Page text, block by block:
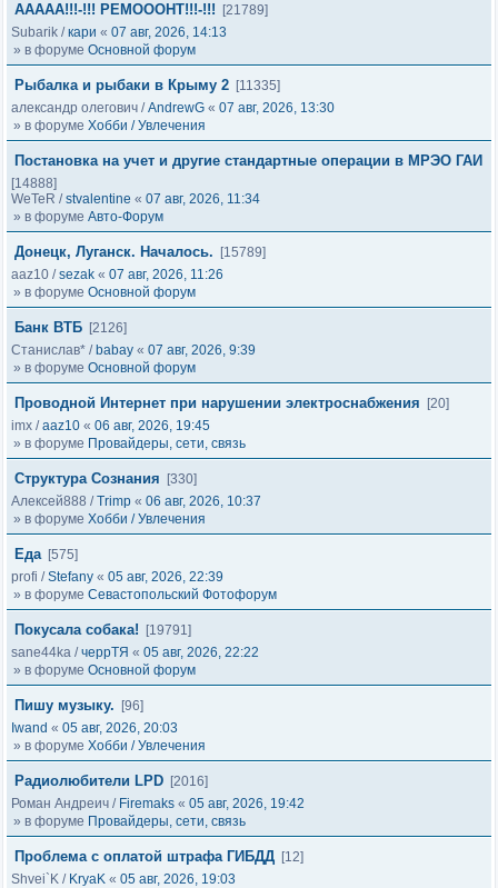
ААААА!!!-!!! РЕМОООНТ!!!-!!!
[21789]
Subarik /кари « 07 авг, 2026, 14:13
» в форуме Основной форум
Рыбалка и рыбаки в Крыму 2 [11335]
александр олегович /AndrewG « 07 авг, 2026, 13:30
» в форуме Хобби / Увлечения
Постановка на учет и другие стандартные операции в МРЭО ГАИ
[14888]
WeTeR /stvalentine « 07 авг, 2026, 11:34
» в форуме Авто-Форум
Донецк, Луганск. Началось.
[15789]
aaz10 /sezak « 07 авг, 2026, 11:26
» в форуме Основной форум
Банк ВТБ [2126]
Станислав* / babay « 07 авг, 2026, 9:39
» в форуме Основной форум
Проводной Интернет при нарушении электроснабжения
[20]
imx /aaz10 « 06 авг, 2026, 19:45
» в форуме Провайдеры, сети, связь
Структура Сознания
[330]
Алексей888 /Trimp « 06 авг, 2026, 10:37
» в форуме Хобби / Увлечения
Еда [575]
profi /Stefany « 05 авг, 2026, 22:39
» в форуме Севастопольский Фотофорум
Покусала собака!
[19791]
sane44ka /черрТЯ « 05 авг, 2026, 22:22
» в форуме Основной форум
Пишу музыку.
[96]
Iwand « 05 авг, 2026, 20:03
» в форуме Хобби / Увлечения
Радиолюбители LPD [2016]
Роман Андреич / Firemaks « 05 авг, 2026, 19:42
» в форуме Провайдеры, сети, связь
Проблема с оплатой штрафа ГИБДД [12]
Shvei`K / KryaK « 05 авг, 2026, 19:03